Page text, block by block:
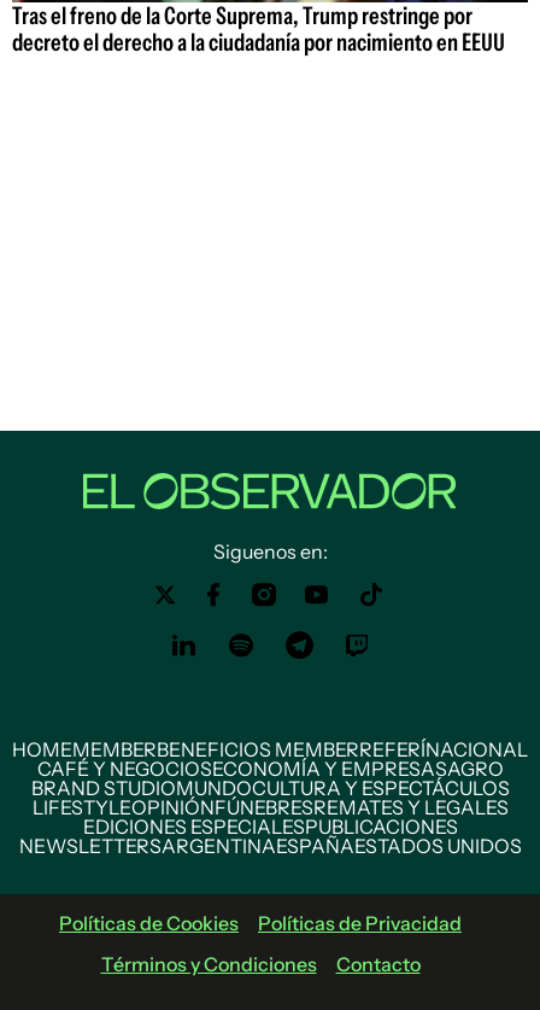
Tras el freno de la Corte Suprema, Trump restringe por
decreto el derecho a la ciudadanía por nacimiento en EEUU
Siguenos en:
HOMEMEMBERBENEFICIOS MEMBERREFERÍNACIONAL
CAFÉ Y NEGOCIOSECONOMÍA Y EMPRESASAGRO
BRAND STUDIOMUNDOCULTURA Y ESPECTÁCULOS
LIFESTYLEOPINIÓNFÚNEBRESREMATES Y LEGALES
EDICIONES ESPECIALESPUBLICACIONES
NEWSLETTERSARGENTINAESPAÑAESTADOS UNIDOS
Políticas de Cookies
Políticas de Privacidad
Términos y Condiciones
Contacto